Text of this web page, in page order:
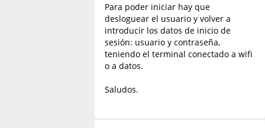
Para poder iniciar hay que
desloguear el usuario y volver a
introducir los datos de inicio de
sesión: usuario y contraseña,
teniendo el terminal conectado a wifi
o a datos.
Saludos.